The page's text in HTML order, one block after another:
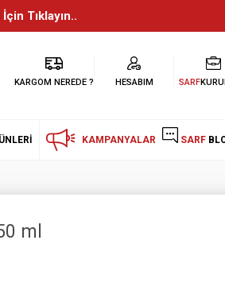
Tıklayın..
KARGOM NEREDE ? HESABIM SARF
KAMPANYALAR SARF
ml